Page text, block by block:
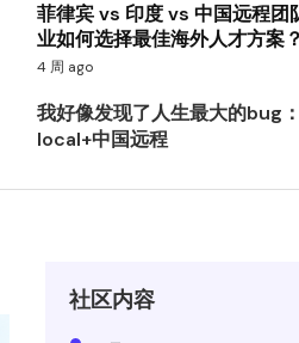
菲律宾 vs 印度 vs 中国远程团
业如何选择最佳海外人才方案？
4 周 ago
我好像发现了人生最大的bug
local+中国远程
社区内容